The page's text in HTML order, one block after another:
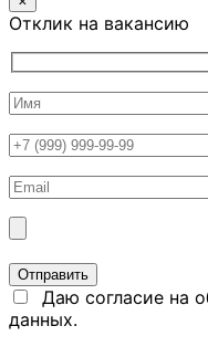
Отклик на вакансию
Даю согласие на
данных.